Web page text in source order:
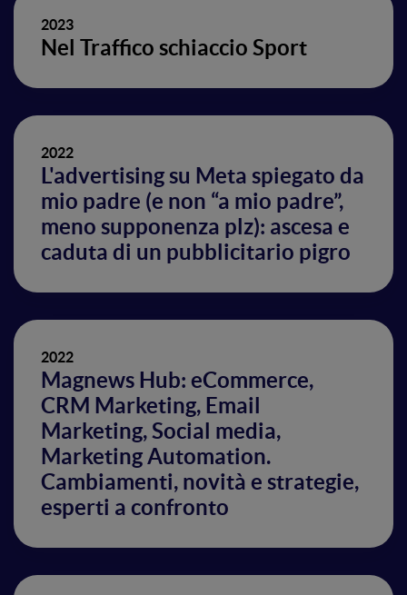
2023
Nel Traffico schiaccio Sport
2022
L'advertising su Meta spiegato da
mio padre (e non “a mio padre”,
meno supponenza plz): ascesa e
caduta di un pubblicitario pigro
2022
Magnews Hub: eCommerce,
CRM Marketing, Email
Marketing, Social media,
Marketing Automation.
Cambiamenti, novità e strategie,
esperti a confronto